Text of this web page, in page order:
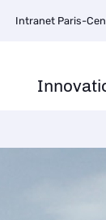
Intranet Paris-